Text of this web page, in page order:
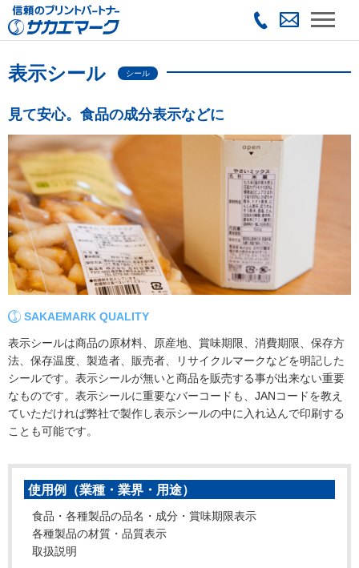
表示シール シール
見て安心。食品の成分表示などに
SAKAEMARK QUALITY
表示シールは商品の原材料、原産地、賞味期限、消費期限、保存方
法、保存温度、製造者、販売者、リサイクルマークなどを明記した
シールです。表示シールが無いと商品を販売する事が出来ない重要
なものです。表示シールに重要なバーコードも、JANコードを教え
ていただければ弊社で製作し表示シールの中に入れ込んで印刷する
ことも可能です。
使用例（業種・業界・用途）
食品・各種製品の品名・成分・賞味期限表示
各種製品の材質・品質表示
取扱説明